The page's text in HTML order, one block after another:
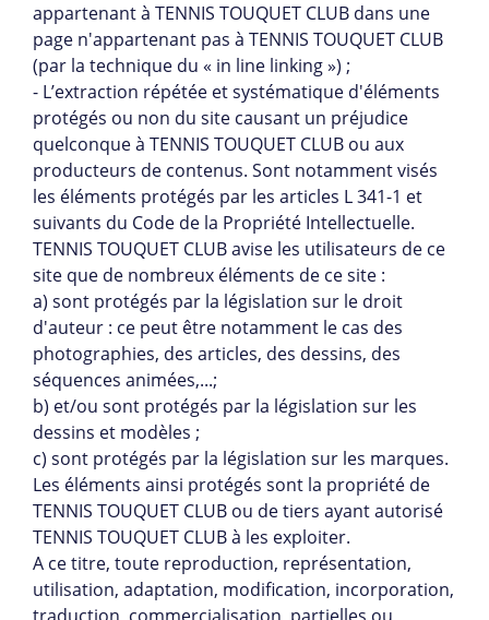
appartenant à TENNIS TOUQUET CLUB dans une
page n'appartenant pas à TENNIS TOUQUET CLUB
(par la technique du « in line linking ») ;
- L’extraction répétée et systématique d'éléments
protégés ou non du site causant un préjudice
quelconque à TENNIS TOUQUET CLUB ou aux
producteurs de contenus. Sont notamment visés
les éléments protégés par les articles L 341-1 et
suivants du Code de la Propriété Intellectuelle.
TENNIS TOUQUET CLUB avise les utilisateurs de ce
site que de nombreux éléments de ce site :
a) sont protégés par la législation sur le droit
d'auteur : ce peut être notamment le cas des
photographies, des articles, des dessins, des
séquences animées,...;
b) et/ou sont protégés par la législation sur les
dessins et modèles ;
c) sont protégés par la législation sur les marques.
Les éléments ainsi protégés sont la propriété de
TENNIS TOUQUET CLUB ou de tiers ayant autorisé
TENNIS TOUQUET CLUB à les exploiter.
A ce titre, toute reproduction, représentation,
utilisation, adaptation, modification, incorporation,